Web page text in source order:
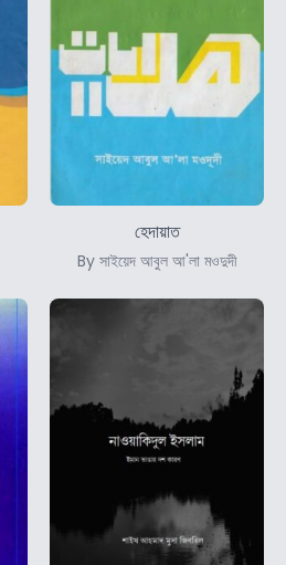
হেদায়াত
By সাইয়েদ আবুল আ'লা মওদুদী